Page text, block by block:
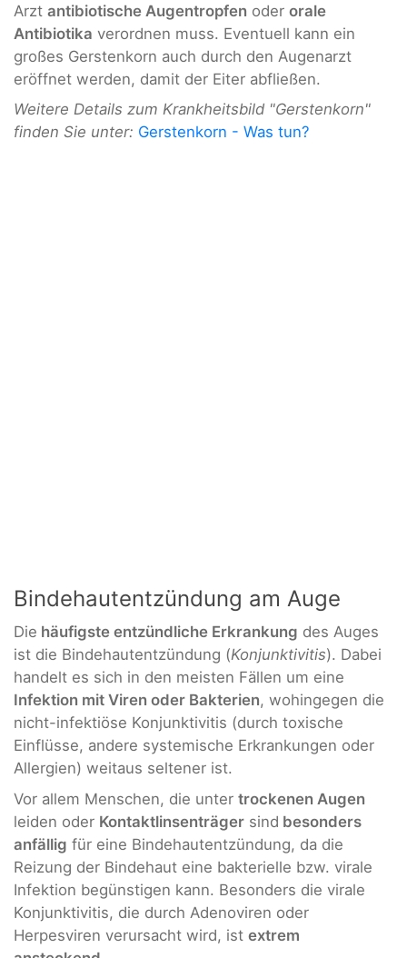
Arzt antibiotische Augentropfen oder orale
Antibiotika verordnen muss. Eventuell kann ein
großes Gerstenkorn auch durch den Augenarzt
eröffnet werden, damit der Eiter abfließen.
Weitere Details zum Krankheitsbild "Gerstenkorn"
finden Sie unter: Gerstenkorn - Was tun?
Bindehautentzündung am Auge
Die häufigste entzündliche Erkrankung des Auges
ist die Bindehautentzündung (Konjunktivitis). Dabei
handelt es sich in den meisten Fällen um eine
Infektion mit Viren oder Bakterien, wohingegen die
nicht-infektiöse Konjunktivitis (durch toxische
Einflüsse, andere systemische Erkrankungen oder
Allergien) weitaus seltener ist.
Vor allem Menschen, die unter trockenen Augen
leiden oder Kontaktlinsenträger sind besonders
anfällig für eine Bindehautentzündung, da die
Reizung der Bindehaut eine bakterielle bzw. virale
Infektion begünstigen kann. Besonders die virale
Konjunktivitis, die durch Adenoviren oder
Herpesviren verursacht wird, ist extrem